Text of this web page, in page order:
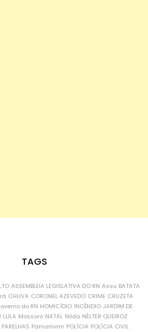
TAGS
ASSEMBLEIA LEGISLATIVA DO RN Assu BATATA
CHUVA CORONEL AZEVEDO CRIME CRUZETA
do RN HOMICÍDIO INCÊNDIO JARDIM DE
LULA Mossoró NATAL Nilda NÉLTER QUEIROZ
PARELHAS Parnamirim POLÍCIA POLÍCIA CIVIL